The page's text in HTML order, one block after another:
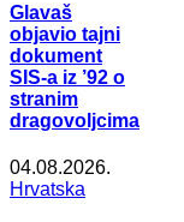
Glavaš
objavio tajni
dokument
SIS-a iz ’92 o
stranim
dragovoljcima
04.08.2026.
Hrvatska